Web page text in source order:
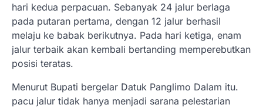
hari kedua perpacuan. Sebanyak 24 jalur berlaga
pada putaran pertama, dengan 12 jalur berhasil
melaju ke babak berikutnya. Pada hari ketiga, enam
jalur terbaik akan kembali bertanding memperebutkan
posisi teratas.
Menurut Bupati bergelar Datuk Panglimo Dalam itu.
pacu jalur tidak hanya menjadi sarana pelestarian